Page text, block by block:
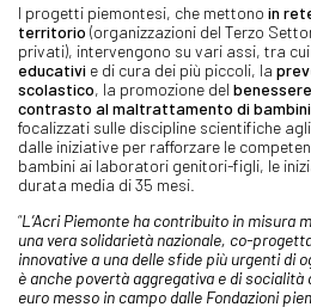
I progetti piemontesi, che mettono in
territorio (organizzazioni del Terzo
privati), intervengono su vari assi, tra
educativi e di cura dei più piccoli, la
scolastico, la promozione del
contrasto al maltrattamento di
focalizzati sulle discipline scientifiche
dalle iniziative per rafforzare le
bambini ai laboratori genitori-figli, le
durata media di 35 mesi.
“L’Acri Piemonte ha contribuito in misura
una vera solidarietà nazionale, co-
innovative a una delle sfide più urgenti di
è anche povertà aggregativa e di socialità
euro messo in campo dalle Fondazioni